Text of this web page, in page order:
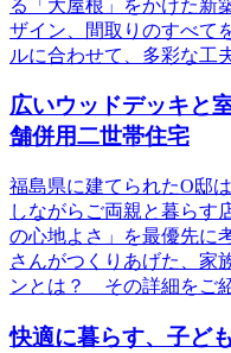
る「大屋根」をかけた新
ザイン、間取りのすべて
ルに合わせて、多彩な工
広いウッドデッキと
舗併用二世帯住宅
福島県に建てられたO邸
しながらご両親と暮らす
の心地よさ」を最優先に
さんがつくりあげた、家
ンとは？ その詳細をご
快適に暮らす、子ど